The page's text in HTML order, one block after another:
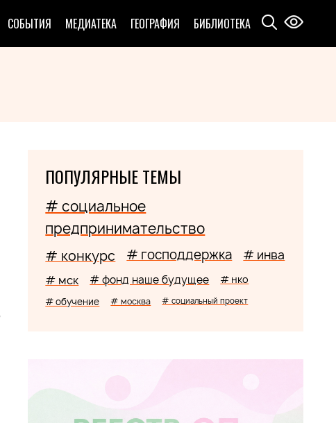
СОБЫТИЯ МЕДИАТЕКА ГЕОГРАФИЯ БИБЛИОТЕКА
ПОПУЛЯРНЫЕ ТЕМЫ
# социальное
предпринимательство
# конкурс # господдержка # инва
# мск # фонд наше будущее # нко
# обучение # москва # социальный проект